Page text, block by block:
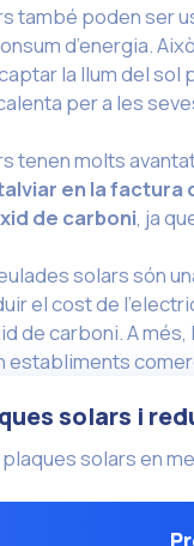
també poden ser
d’energia.
la llum del
per a les
tenen molts
en la factura
de carboni , ja
solars són
el cost de
de carboni. A
establiments
solars i
solars en